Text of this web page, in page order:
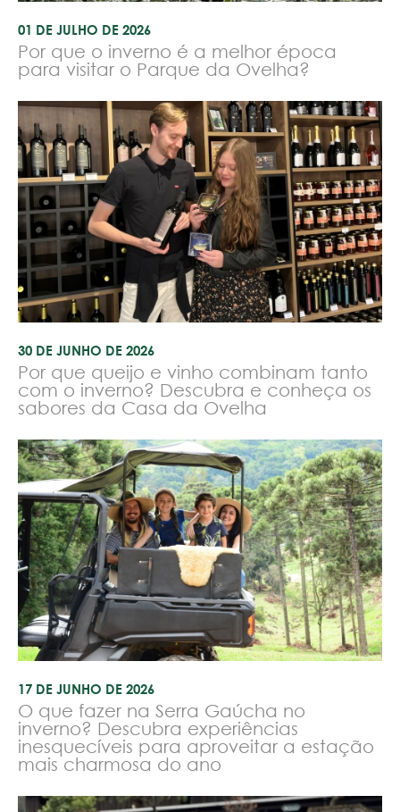
01 DE JULHO DE 2026
Por que o inverno é a melhor época
para visitar o Parque da Ovelha?
30 DE JUNHO DE 2026
Por que queijo e vinho combinam tanto
com o inverno? Descubra e conheça os
sabores da Casa da Ovelha
17 DE JUNHO DE 2026
O que fazer na Serra Gaúcha no
inverno? Descubra experiências
inesquecíveis para aproveitar a estação
mais charmosa do ano